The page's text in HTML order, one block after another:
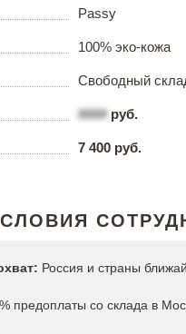
Passy
100% эко-кожа
Свободный
####руб.
7 400 руб.
Россия и страны
предоплаты со склада в